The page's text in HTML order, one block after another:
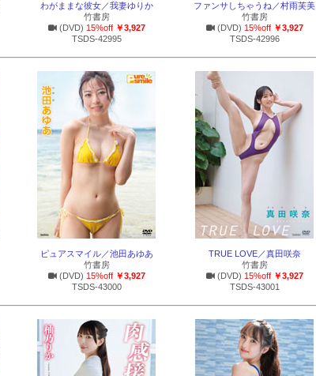
わがままな彼女／我妻ゆりか
竹書房
(DVD) 15%off ￥3,927
TSDS-42995
ファンサしちゃうね／村雨芙美
竹書房
(DVD) 15%off ￥3,927
TSDS-42996
ピュアスマイル／池田あゆあ
竹書房
(DVD) 15%off ￥3,927
TSDS-43000
TRUE LOVE／真田咲奈
竹書房
(DVD) 15%off ￥3,927
TSDS-43001